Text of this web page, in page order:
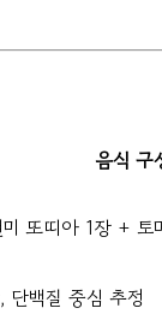
음식 구
또띠아 1장 + 토
단백질 중심 추정